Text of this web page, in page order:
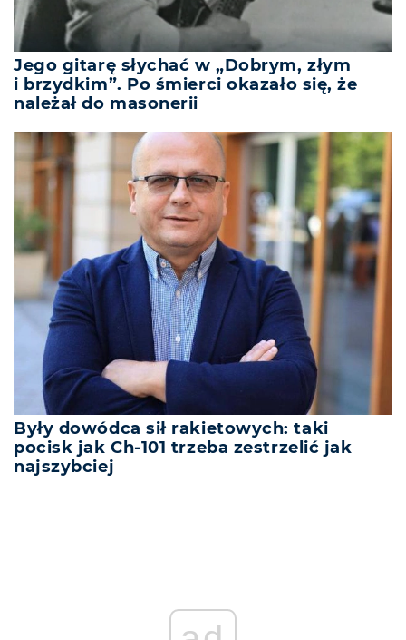
Jego gitarę słychać w „Dobrym, złym
i brzydkim”. Po śmierci okazało się, że
należał do masonerii
Były dowódca sił rakietowych: taki
pocisk jak Ch-101 trzeba zestrzelić jak
najszybciej